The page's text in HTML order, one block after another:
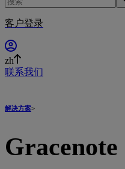
索
客户登录
zh
联系我们
解决方案>